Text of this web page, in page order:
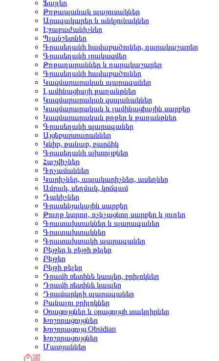
Ֆայլեր
Թղթապանակ պայուսակներ
Արագակարեր և անկյունակներ
Էջաբաժանիչներ
Պլանշետներ
Գրասեղանի հավաքածուներ, դարակաշարեր
Գրասեղանի լրակազմեր
Թղթադարաններ և դարակաշարեր
Գրասեղանի հավաքածուներ
Կազմարարական պարագաներ
Լամինացիայի թաղանթներ
Կազմարարական զսպանակներ
Կազմարարական և լամինացիային սարքեր
Կազմարարական թղթեր և թաղանթներ
Գրասեղանի պարագաներ
Այցեքարտարաններ
Կնիք, թանաք, բարձիկ
Գրասեղանի պիտույքներ
Հաշվիչներ
Գրչամաններ
Կարիչներ, ապակարիչներ, ասեղներ
Ամրակ, սեղմակ, կոճգամ
Դակիչներ
Գրասենյակային սարքեր
Թուղթ կտրող, ոչնչացնող սարքեր և յուղեր
Գրատախտակներ և պարագաներ
Գրատախտակներ
Գրատախտակի պարագաներ
Բեյջեր և բեյջի թելեր
Բեյջեր
Բեյջի թելեր
Դրամի ռետինե կապեր, բրիլոկներ
Դրամի ռետինե կապեր
Դրամարկղի պարագաներ
Բանալու բրիլոկներ
Օրացույցներ և օրացույցի տակդիրներ
Խոշորացույցներ
Խոշորացույց Obsidian
Խոշորացույցներ
Մատյաններ